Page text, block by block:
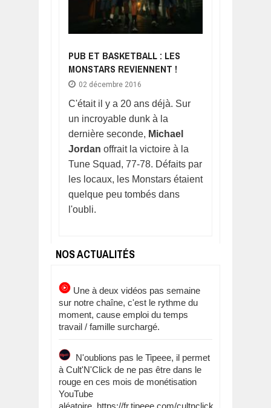
PUB ET BASKETBALL : LES
MONSTARS REVIENNENT !
02 décembre 2016
C'était il y a 20 ans déjà. Sur
un incroyable dunk à la
dernière seconde, Michael
Jordan offrait la victoire à la
Tune Squad, 77-78. Défaits par
les locaux, les Monstars étaient
quelque peu tombés dans
l'oubli.
NOS ACTUALITÉS
Une à deux vidéos pas semaine
sur notre chaîne, c'est le rythme du
moment, cause emploi du temps
travail / famille surchargé.
N'oublions pas le Tipeee, il permet
à Cult'N'Click de ne pas être dans le
rouge en ces mois de monétisation
YouTube
aléatoire. https://fr.tipeee.com/cultnclick